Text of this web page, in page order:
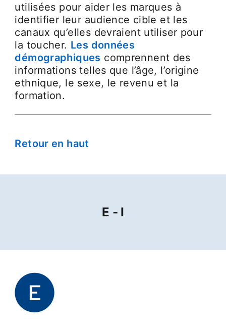
utilisées pour aider les marques à
identifier leur audience cible et les
canaux qu’elles devraient utiliser pour
la toucher. Les données
démographiques comprennent des
informations telles que l’âge, l’origine
ethnique, le sexe, le revenu et la
formation.
Retour en haut
E - I